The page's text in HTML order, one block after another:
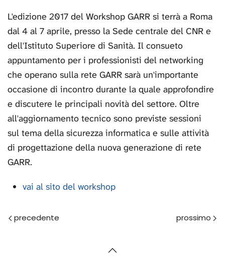
L'edizione 2017 del Workshop GARR si terrà a Roma
dal 4 al 7 aprile, presso la Sede centrale del CNR e
dell'Istituto Superiore di Sanità. Il consueto
appuntamento per i professionisti del networking
che operano sulla rete GARR sarà un'importante
occasione di incontro durante la quale approfondire
e discutere le principali novità del settore. Oltre
all'aggiornamento tecnico sono previste sessioni
sul tema della sicurezza informatica e sulle attività
di progettazione della nuova generazione di rete
GARR.
vai al sito del workshop